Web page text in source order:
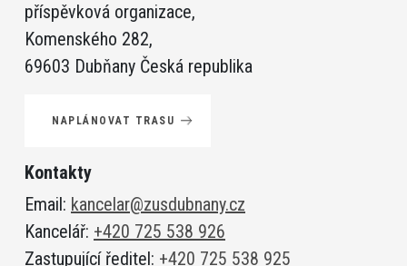
příspěvková organizace,
Komenského 282,
69603 Dubňany Česká republika
NAPLÁNOVAT TRASU
Kontakty
Email: kancelar@zusdubnany.cz
Kancelář: +420 725 538 926
Zastupující ředitel: +420 725 538 925